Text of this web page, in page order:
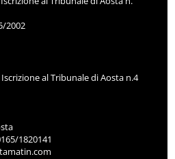
2002
al Tribunale di Aosta n.4
1820141